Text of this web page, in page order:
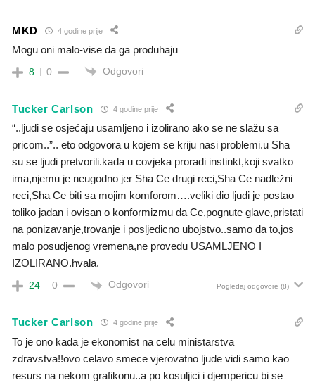
MKD 4 godine prije
Mogu oni malo-vise da ga produhaju
8 0 Odgovori
Tucker Carlson 4 godine prije
“..ljudi se osjećaju usamljeno i izolirano ako se ne slažu sa
pricom..”.. eto odgovora u kojem se kriju nasi problemi.u Sha
su se ljudi pretvorili.kada u covjeka proradi instinkt,koji svatko
ima,njemu je neugodno jer Sha Ce drugi reci,Sha Ce nadležni
reci,Sha Ce biti sa mojim komforom….veliki dio ljudi je postao
toliko jadan i ovisan o konformizmu da Ce,pognute glave,pristati
na ponizavanje,trovanje i posljedicno ubojstvo..samo da to,jos
malo posudjenog vremena,ne provedu USAMLJENO I
IZOLIRANO.hvala.
24 0 Odgovori Pogledaj odgovore (8)
Tucker Carlson 4 godine prije
To je ono kada je ekonomist na celu ministarstva
zdravstva!!ovo celavo smece vjerovatno ljude vidi samo kao
resurs na nekom grafikonu..a po kosuljici i djempericu bi se